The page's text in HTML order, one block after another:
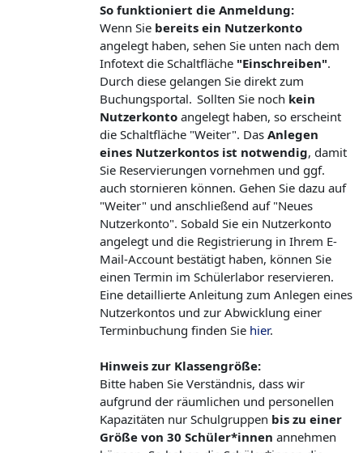
So funktioniert die Anmeldung:
Wenn Sie bereits ein Nutzerkonto
angelegt haben, sehen Sie unten nach dem
Infotext die Schaltfläche "Einschreiben".
Durch diese gelangen Sie direkt zum
Buchungsportal. Sollten Sie noch kein
Nutzerkonto angelegt haben, so erscheint
die Schaltfläche "Weiter". Das Anlegen
eines Nutzerkontos ist notwendig, damit
Sie Reservierungen vornehmen und ggf.
auch stornieren können. Gehen Sie dazu auf
"Weiter" und anschließend auf "Neues
Nutzerkonto". Sobald Sie ein Nutzerkonto
angelegt und die Registrierung in Ihrem E-
Mail-Account bestätigt haben, können Sie
einen Termin im Schülerlabor reservieren.
Eine detaillierte Anleitung zum Anlegen eines
Nutzerkontos und zur Abwicklung einer
Terminbuchung finden Sie hier.
Hinweis zur Klassengröße:
Bitte haben Sie Verständnis, dass wir
aufgrund der räumlichen und personellen
Kapazitäten nur Schulgruppen bis zu einer
Größe von 30 Schüler*innen annehmen